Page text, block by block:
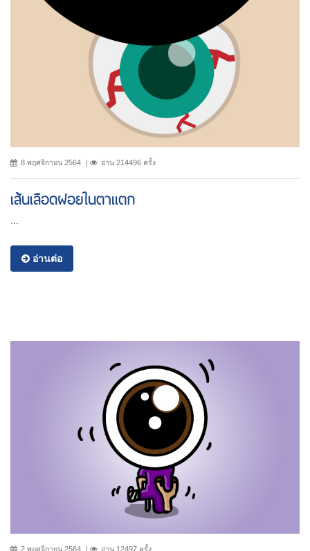
8 พฤศจิกายน 2564 อ่าน 214496 ครั้ง
เส้นเลือดฝอยในตาแตก
อ่านต่อ
2 พฤศจิกายน 2564 อ่าน 12497 ครั้ง